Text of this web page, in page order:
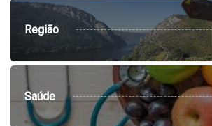
Região
Saúde